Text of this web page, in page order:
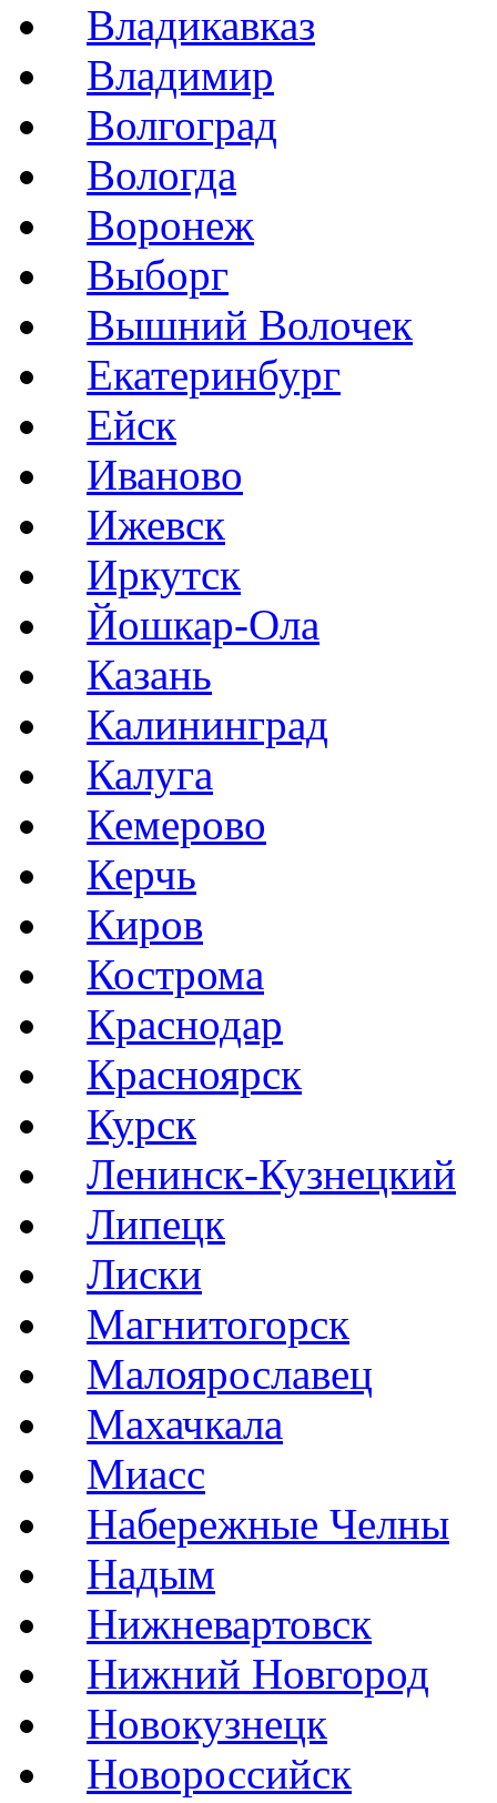
Владикавказ
Владимир
Волгоград
Вологда
Воронеж
Выборг
Вышний Волочек
Екатеринбург
Ейск
Иваново
Ижевск
Иркутск
Йошкар-Ола
Казань
Калининград
Калуга
Кемерово
Керчь
Киров
Кострома
Краснодар
Красноярск
Курск
Ленинск-Кузнецкий
Липецк
Лиски
Магнитогорск
Малоярославец
Махачкала
Миасс
Набережные Челны
Надым
Нижневартовск
Нижний Новгород
Новокузнецк
Новороссийск